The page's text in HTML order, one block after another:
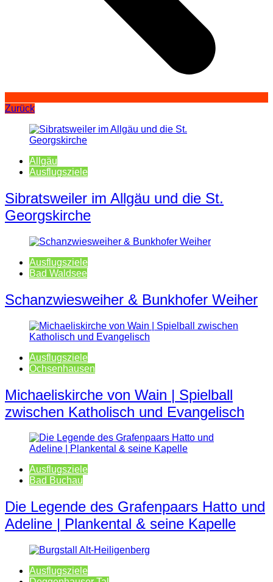
Zurück
Allgäu
Ausflugsziele
Sibratsweiler im Allgäu und die St.
Georgskirche
Ausflugsziele
Bad Waldsee
Schanzwiesweiher & Bunkhofer Weiher
Ausflugsziele
Ochsenhausen
Michaeliskirche von Wain | Spielball
zwischen Katholisch und Evangelisch
Ausflugsziele
Bad Buchau
Die Legende des Grafenpaars Hatto und
Adeline | Plankental & seine Kapelle
Ausflugsziele